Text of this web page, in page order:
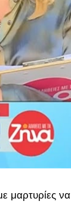
μαρτυρίες να